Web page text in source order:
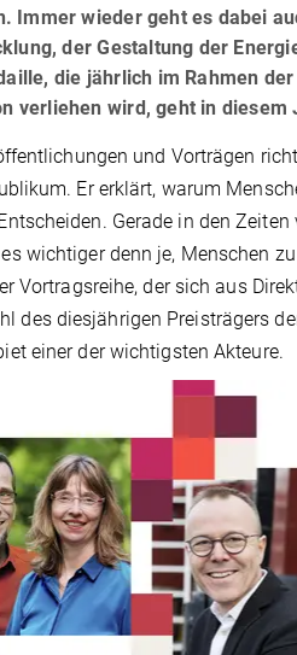
Immer wieder geht es dabei
der Gestaltung der
die jährlich im Rahmen
verliehen wird, geht in diesem
und Vorträgen
Er erklärt, warum
Gerade in den
wichtiger denn je, Menschen
Vortragsreihe, der sich aus
des diesjährigen Preisträgers
einer der wichtigsten Akteure.